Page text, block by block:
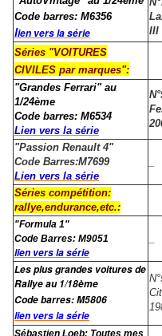
Code barres: M6356
lien vers la série
III
Séries "VOITURES
CIVILES par marques":
"Grandes Ferrari" au
1/24ème
Code barres: M6534
Lien vers la série
"Passion Renault 4"
Code Barres:M7699
Lien vers la série
Séries compétition:
rallye,endurance,etc.:
"Formula 1"
Code Barres: M9051
lien vers la série
Les plus grandes voitures de
Rallye au 1/18ème
Code barres:M5806
lien vers la série
Sébastien Loeb: Toutes mes